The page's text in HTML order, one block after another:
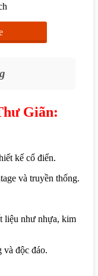
Giãn:
kế cổ điển.
và truyền thống.
liệu như nhựa, kim
và độc đáo.